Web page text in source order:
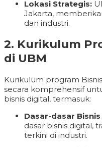
Lokasi Strategis:
Jakarta,
dan industri.
2. Kurikulum
di UBM
Kurikulum program
secara komprehensif
bisnis digital, termasuk:
Dasar-dasar
dasar bisnis digital,
terkini di industri.